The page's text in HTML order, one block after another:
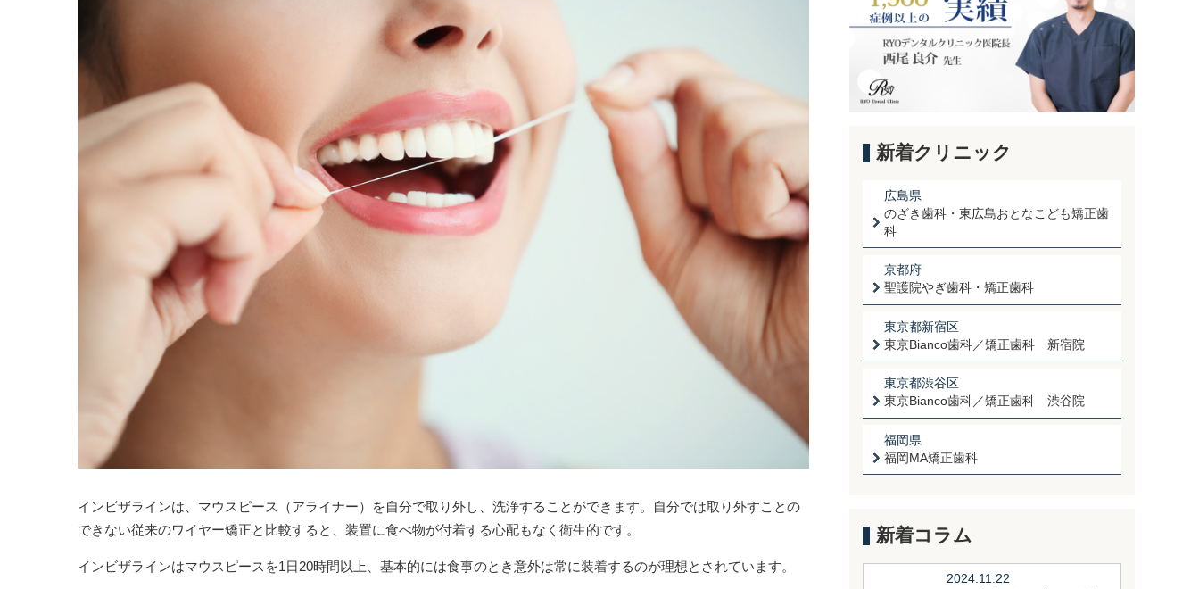
インビザラインは、マウスピース（アライナー）を自分で取り外し、洗浄することができます。自分では取り外すことの
できない従来のワイヤー矯正と比較すると、装置に食べ物が付着する心配もなく衛生的です。
インビザラインはマウスピースを1日20時間以上、基本的には食事のとき意外は常に装着するのが理想とされています。
新着クリニック
広島県
のざき歯科・東広島おとなこども矯正歯
科
京都府
聖護院やぎ歯科・矯正歯科
東京都新宿区
東京Bianco歯科／矯正歯科 新宿院
東京都渋谷区
東京Bianco歯科／矯正歯科 渋谷院
福岡県
福岡MA矯正歯科
新着コラム
2024.11.22